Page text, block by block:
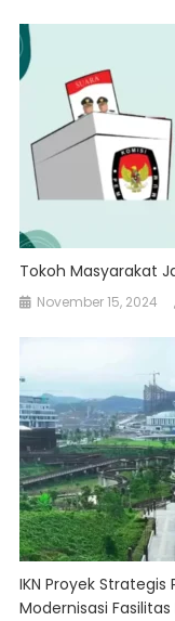
Tokoh Masyarakat
November 15, 2024
IKN Proyek
Modernisasi